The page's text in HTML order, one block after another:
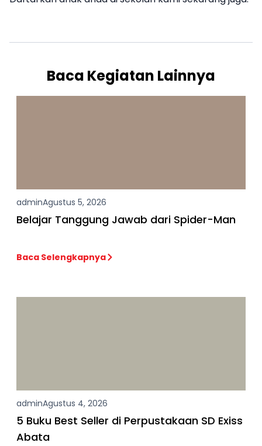
Baca Kegiatan Lainnya
adminAgustus 5, 2026
Belajar Tanggung Jawab dari Spider-Man
Baca Selengkapnya
adminAgustus 4, 2026
5 Buku Best Seller di Perpustakaan SD Exiss
Abata